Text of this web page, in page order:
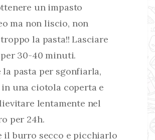
un impasto
ma non liscio, non
la pasta!! Lasciare
30-40 minuti.
la pasta per sgonfiarla,
una ciotola coperta e
lentamente nel
per 24h.
il burro secco e picchiarlo